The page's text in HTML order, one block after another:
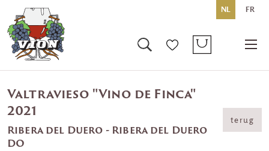
NL FR
Valtravieso "Vino de Finca"
2021
Ribera del Duero - Ribera del Duero
DO
terug